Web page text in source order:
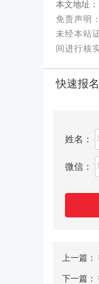
本文地址：
免责声明
未经本站
间进行核
快速报名
姓名：
微信：
上一篇：
下一篇：